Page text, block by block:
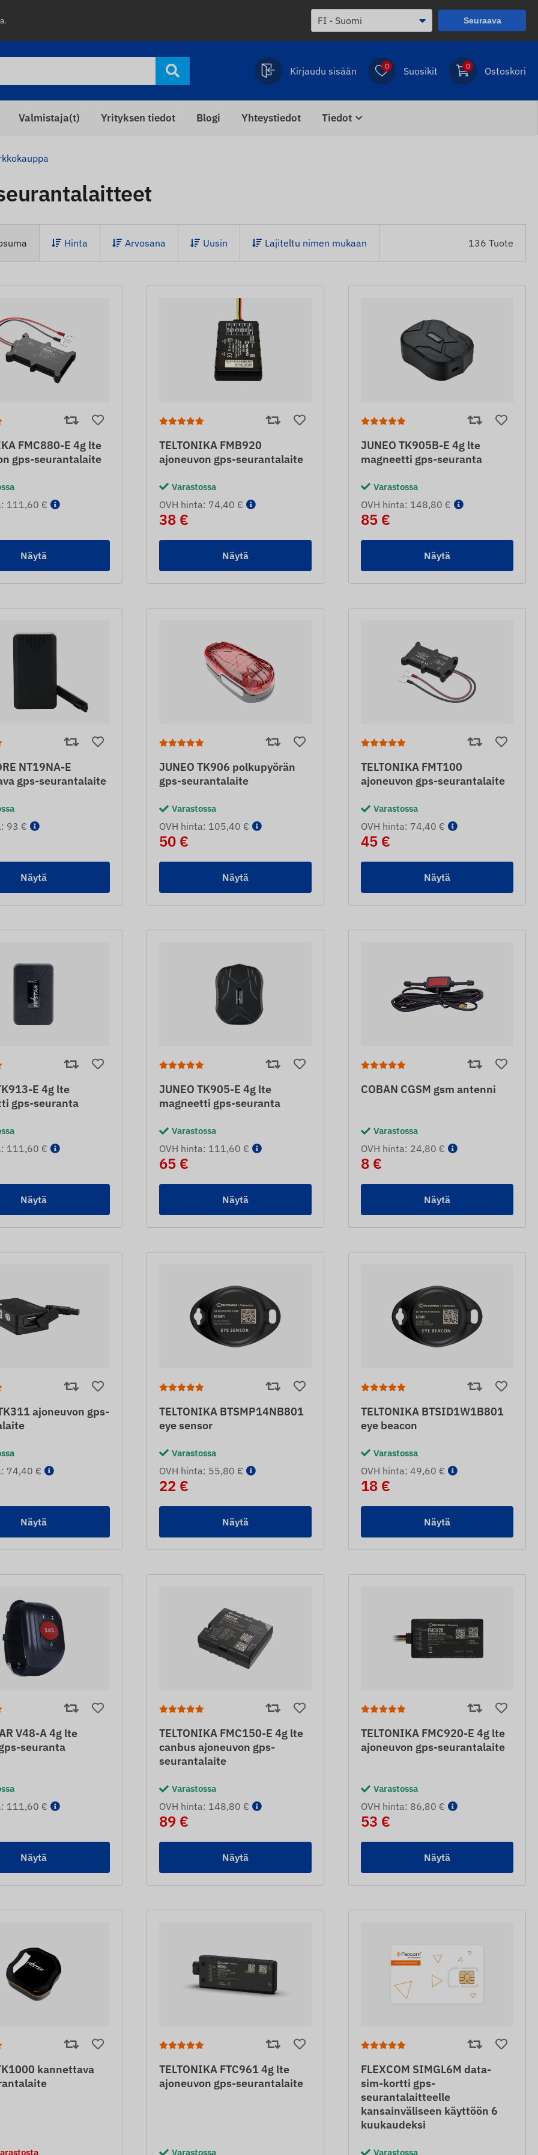
Seuraava
Kirjaudu sisään 0 Suosikit 0 Ostoskori
Valmistaja(t) Yrityksen tiedot Blogi Yhteystiedot Tiedot
Hinta Arvosana Uusin Lajiteltu nimen mukaan 136 Tuote
FMC880-E 4g lte
gps-seurantalaite
111,60 €
Näytä
TELTONIKA FMB920
ajoneuvon gps-seurantalaite
Varastossa
OVH hinta: 74,40 €
38 €
Näytä
JUNEO TK905B-E 4g lte
magneetti gps-seuranta
Varastossa
OVH hinta: 148,80 €
85 €
Näytä
NT19NA-E
gps-seurantalaite
93 €
Näytä
JUNEO TK906 polkupyörän
gps-seurantalaite
Varastossa
OVH hinta: 105,40 €
50 €
Näytä
TELTONIKA FMT100
ajoneuvon gps-seurantalaite
Varastossa
OVH hinta: 74,40 €
45 €
Näytä
E 4g lte
gps-seuranta
111,60 €
Näytä
JUNEO TK905-E 4g lte
magneetti gps-seuranta
Varastossa
OVH hinta: 111,60 €
65 €
Näytä
COBAN CGSM gsm antenni
Varastossa
OVH hinta: 24,80 €
8 €
Näytä
ajoneuvon gps-
74,40 €
Näytä
TELTONIKA BTSMP14NB801
eye sensor
Varastossa
OVH hinta: 55,80 €
22 €
Näytä
TELTONIKA BTSID1W1B801
eye beacon
Varastossa
OVH hinta: 49,60 €
18 €
Näytä
V48-A 4g lte
seuranta
111,60 €
Näytä
TELTONIKA FMC150-E 4g lte
canbus ajoneuvon gps-
seurantalaite
Varastossa
OVH hinta: 148,80 €
89 €
Näytä
TELTONIKA FMC920-E 4g lte
ajoneuvon gps-seurantalaite
Varastossa
OVH hinta: 86,80 €
53 €
Näytä
kannettava
TELTONIKA FTC961 4g lte
ajoneuvon gps-seurantalaite
Varastossa
FLEXCOM SIMGL6M data-
sim-kortti gps-
seurantalaitteelle
kansainväliseen käyttöön 6
kuukaudeksi
Varastossa